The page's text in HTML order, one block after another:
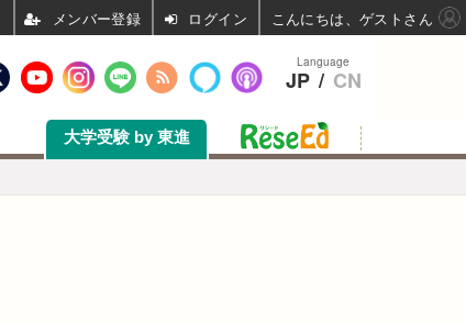
大学受験 by 東進
Language
JP / CN
ログイン こんにちは、ゲストさん